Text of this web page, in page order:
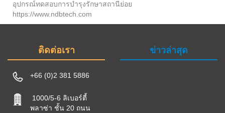
อุปกรณ์ทดสอบการบำรุงรักษาสถานีย่อย
https://www.ndbtech.com
ติดต่อเรา
+66 (0)2 381 5886
1000/5-6 ลิเบอร์ตี้
พลาซ่า ชั้น 20 ถนน
ข่าวล่าสุด